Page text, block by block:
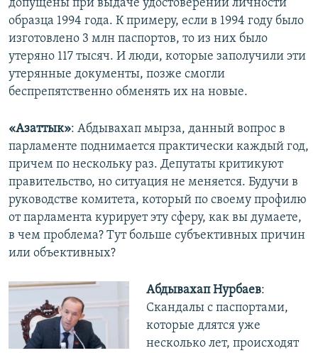
допущены при выдаче удостоверений личности
образца 1994 года. К примеру, если в 1994 году было
изготовлено 3 млн паспортов, то из них было
утеряно 117 тысяч. И люди, которые заполучили эти
утерянные документы, позже смогли
беспрепятственно обменять их на новые.
«Азаттык»: Абдывахап мырза, данный вопрос в
парламенте поднимается практически каждый год,
причем по нескольку раз. Депутаты критикуют
правительство, но ситуация не меняется. Будучи в
руководстве комитета, который по своему профилю
от парламента курирует эту сферу, как вы думаете,
в чем проблема? Тут больше субъективных причин
или объективных?
Абдывахап Нурбаев:
Скандалы с паспортами,
которые длятся уже
несколько лет, происходят